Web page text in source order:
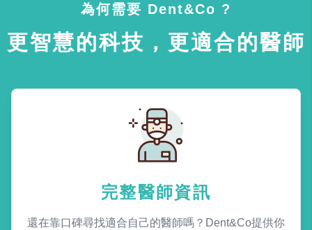
為何需要 Dent&Co ?
更智慧的科技，更適合的醫師
完整醫師資訊
還在靠口碑尋找適合自己的醫師嗎？Dent&Co提供你